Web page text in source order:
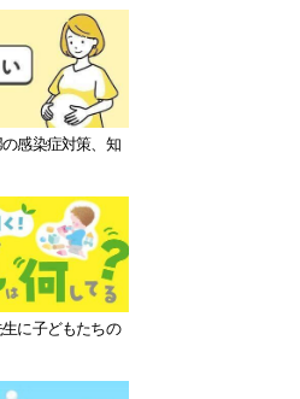
感染症対策、知
に子どもたちの